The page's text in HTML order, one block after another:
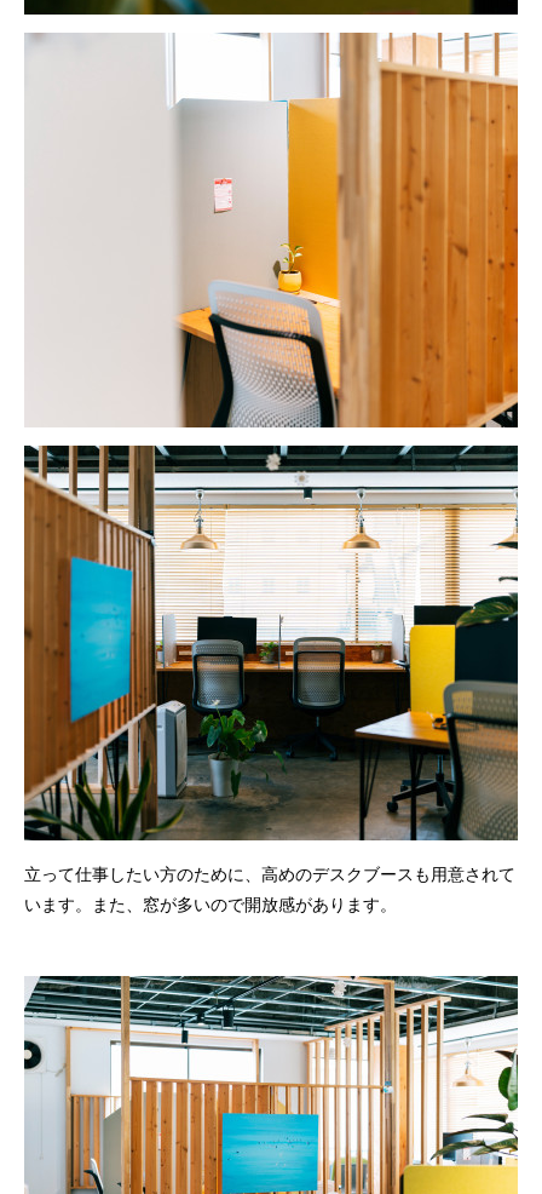
立って仕事したい方のために、高めのデスクブースも用意されて
います。また、窓が多いので開放感があります。